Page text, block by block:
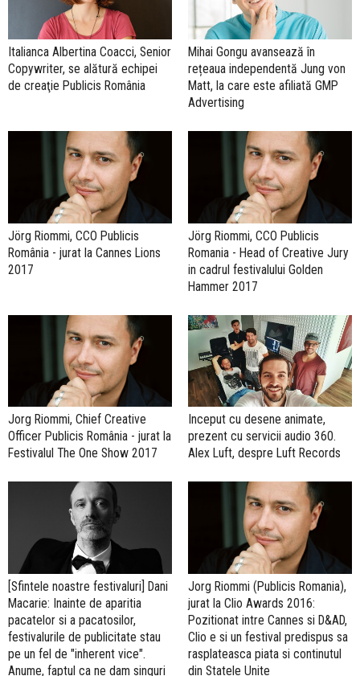
Italianca Albertina Coacci, Senior
Copywriter, se alătură echipei
de creaţie Publicis România
Mihai Gongu avansează în
rețeaua independentă Jung von
Matt, la care este afiliată GMP
Advertising
Jörg Riommi, CCO Publicis
România - jurat la Cannes Lions
2017
Jörg Riommi, CCO Publicis
Romania - Head of Creative Jury
in cadrul festivalului Golden
Hammer 2017
Jorg Riommi, Chief Creative
Officer Publicis România - jurat la
Festivalul The One Show 2017
Inceput cu desene animate,
prezent cu servicii audio 360.
Alex Luft, despre Luft Records
[Sfintele noastre festivaluri] Dani
Macarie: Inainte de aparitia
pacatelor si a pacatosilor,
festivalurile de publicitate stau
pe un fel de "inherent vice".
Anume, faptul ca ne dam singuri
Jorg Riommi (Publicis Romania),
jurat la Clio Awards 2016:
Pozitionat intre Cannes si D&AD,
Clio e si un festival predispus sa
rasplateasca piata si continutul
din Statele Unite